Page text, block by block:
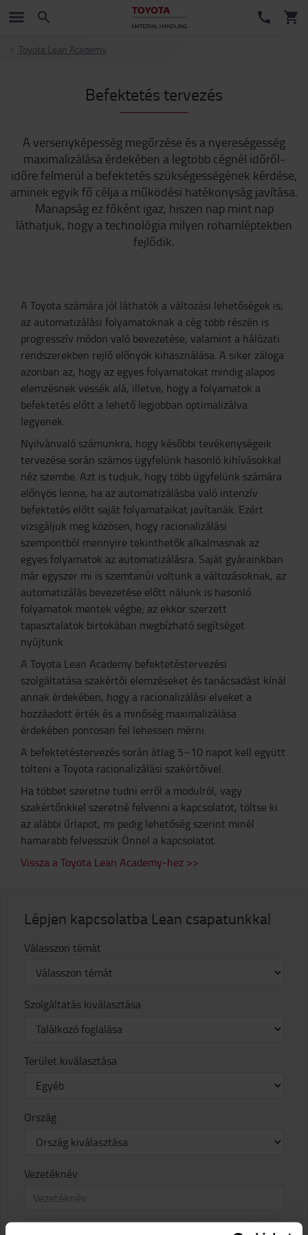
Toyota Lean Academy
Befektetés tervezés
A versenyképesség megőrzése és a nyereségesség
maximalizálása érdekében a legtöbb cégnél időről-
időre felmerül a befektetés szükségességének kérdése,
aminek egyik fő célja a működési hatékonyság javítása.
Manapság ez főként igaz, hiszen nap mint nap
láthatjuk, hogy a technológia milyen rohamléptekben
fejlődik.
A Toyota számára jól láthatók a változási lehetőségek is;
az automatizálási folyamatoknak a cég több részén is
progresszív módon való bevezetése, valamint a hálózati
rendszerekben rejlő előnyök kihasználása. A siker záloga
azonban az, hogy az egyes folyamatokat mindig alapos
elemzésnek vessék alá, illetve, hogy a folyamatok a
befektetés előtt a lehető legjobban optimalizálva
legyenek.
Nyilvánvaló számunkra, hogy későbbi tevékenységeik
tervezése során számos ügyfelünk hasonló kihívásokkal
néz szembe. Azt is tudjuk, hogy több ügyfelünk számára
előnyös lenne, ha az automatizálásba való intenzív
befektetés előtt saját folyamataikat javítanák. Ezért
vizsgáljuk meg közösen, hogy racionalizálási
szempontból mennyire tekinthetők alkalmasnak az
egyes folyamatok az automatizálásra. Saját gyárainkban
már egyszer mi is szemtanúi voltunk a változásoknak, az
automatizálás bevezetése előtt nálunk is hasonló
folyamatok mentek végbe; az ekkor szerzett
tapasztalatok birtokában megbízható segítséget
nyújtunk.
A Toyota Lean Academy befektetéstervezési
szolgáltatása szakértői elemzéseket és tanácsadást kínál
annak érdekében, hogy a racionalizálási elveket a
hozzáadott érték és a minőség maximalizálása
érdekében pontosan fel lehessen mérni.
A befektetéstervezés során átlag 5–10 napot kell együtt
tölteni a Toyota racionalizálási szakértőivel.
Ha többet szeretne tudni erről a modulról, vagy
szakértőnkkel szeretné felvenni a kapcsolatot, töltse ki
az alábbi űrlapot, mi pedig lehetőség szerint minél
hamarabb felvesszük Önnel a kapcsolatot.
Vissza a Toyota Lean Academy-hez >>
Lépjen kapcsolatba Lean csapatunkkal
Válasszon témát
Szolgáltatás kiválasztása
Terület kiválasztása
Ország
Vezetéknév